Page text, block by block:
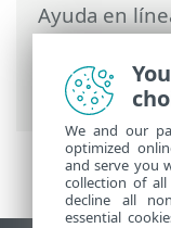
Ayuda en
Security>
Protecciones
red> Perfiles
We and our
optimized
and serve you
collection of all
decline all
essential